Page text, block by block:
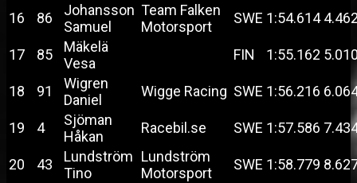
16 86
Johansson
Samuel
Team Falken
Motorsport
SWE 1:54.614
17 85
Mäkelä
Vesa
FIN 1:55.162
18 91
Wigren
Daniel
Wigge Racing SWE 1:56.216
19 4
Sjöman
Håkan
Racebil.se SWE 1:57.586
20 43
Lundström
Tino
Lundström
Motorsport
SWE 1:58.779